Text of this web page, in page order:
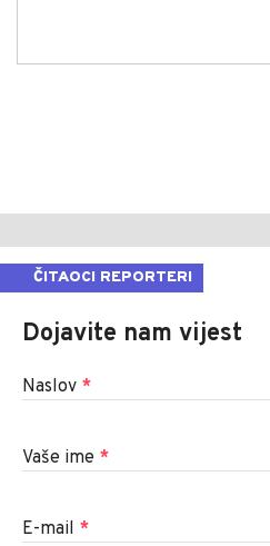
ČITAOCI REPORTERI
Dojavite nam vijest
Naslov *
Vaše ime *
E-mail *